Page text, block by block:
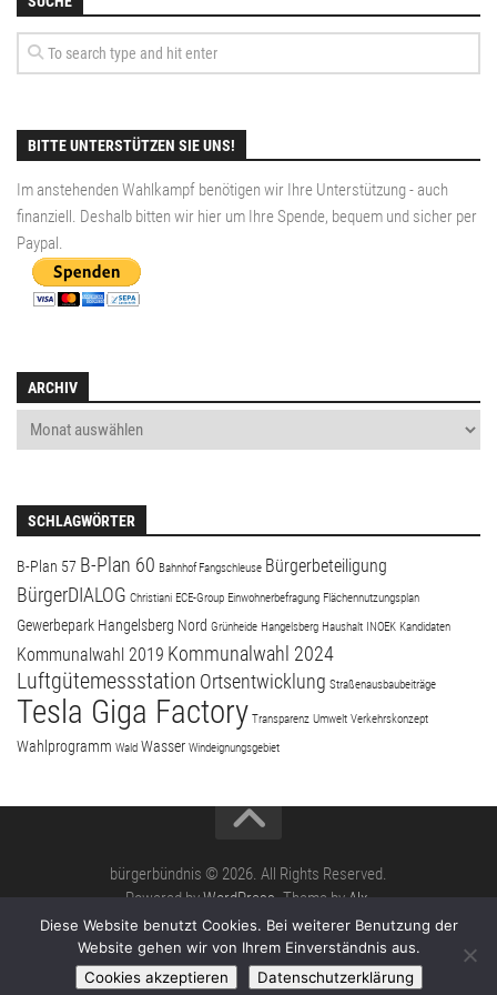
BITTE UNTERSTÜTZEN SIE UNS!
Im anstehenden Wahlkampf benötigen wir Ihre Unterstützung - auch
finanziell. Deshalb bitten wir hier um Ihre Spende, bequem und sicher per
Paypal.
ARCHIV
SCHLAGWÖRTER
B-Plan 57 B-Plan 60 Bahnhof Fangschleuse Bürgerbeteiligung
BürgerDIALOG Christiani ECE-Group Einwohnerbefragung Flächennutzungsplan
Gewerbepark Hangelsberg Nord Grünheide Hangelsberg Haushalt INOEK Kandidaten
Kommunalwahl 2019 Kommunalwahl 2024
Luftgütemessstation Ortsentwicklung Straßenausbaubeiträge
Tesla Giga Factory Transparenz Umwelt Verkehrskonzept
Wahlprogramm Wald Wasser Windeignungsgebiet
bürgerbündnis © 2026. All Rights Reserved.
Powered byWordPress. Theme byAlx.
Diese Website benutzt Cookies. Bei weiterer Benutzung der
Website gehen wir von Ihrem Einverständnis aus.
Cookies akzeptieren
Datenschutzerklärung